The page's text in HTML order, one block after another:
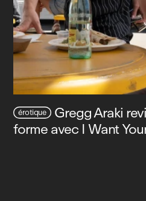
érotique Gregg Araki
forme avec I Want